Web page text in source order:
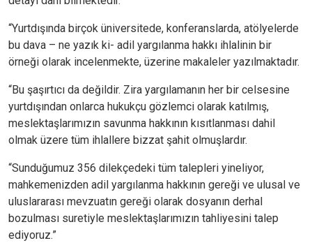
“Yurtdışında birçok üniversitede, konferanslarda, atölyelerde
bu dava – ne yazık ki- adil yargılanma hakkı ihlalinin bir
örneği olarak incelenmekte, üzerine makaleler yazılmaktadır.
“Bu şaşırtıcı da değildir. Zira yargılamanın her bir celsesine
yurtdışından onlarca hukukçu gözlemci olarak katılmış,
meslektaşlarımızın savunma hakkının kısıtlanması dahil
olmak üzere tüm ihlallere bizzat şahit olmuşlardır.
“Sunduğumuz 356 dilekçedeki tüm talepleri yineliyor,
mahkemenizden adil yargılanma hakkının gereği ve ulusal ve
uluslararası mevzuatın gereği olarak dosyanın derhal
bozulması suretiyle meslektaşlarımızın tahliyesini talep
ediyoruz.”